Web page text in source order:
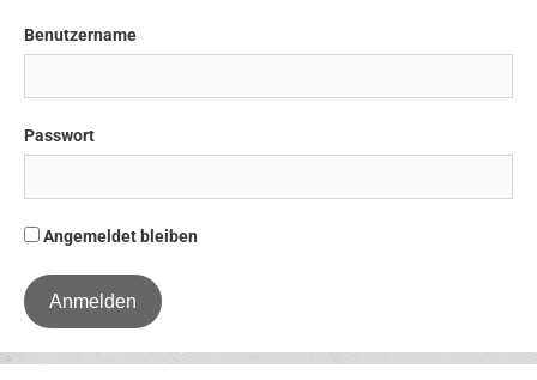
Benutzername
Passwort
Angemeldet bleiben